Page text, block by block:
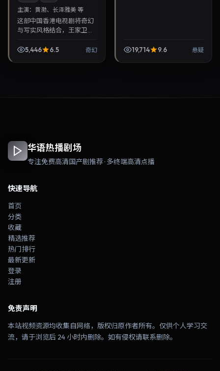
主演： 黄渤、长泽雅美 等
这部中国香港电视剧将奇幻
与写实风格结合，王家卫掌
角。2021年9月17日与观众
5,446 6.5 奇幻 19,714 9.6 悬疑
华语热播剧场
专注免费高清国产剧推荐 · 多终端高清点播
快速导航
首页
分类
收藏
精选推荐
热门排行
最新更新
登录
注册
免责声明
本站视频资源均收集自网络，版权归原作者所有。仅供个人学习交
流，请于浏览后 24 小时内删除。如有侵权请联系删除。